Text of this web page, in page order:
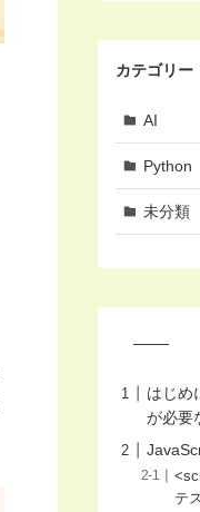
カテゴリー
AI
Python
未分類
はじめ
が必要
テ